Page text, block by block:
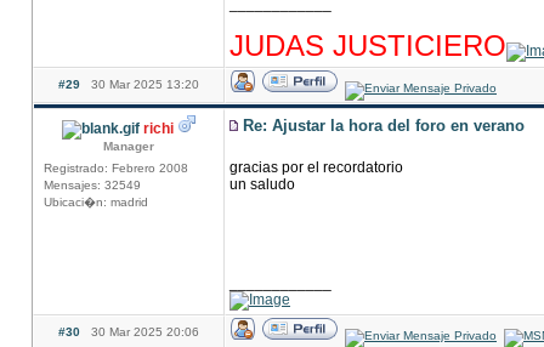
JUDAS JUSTICIERO
#29 30 Mar 2025 13:20
richi
Manager
Registrado: Febrero 2008
Mensajes: 32549
Ubicaci�n: madrid
Re: Ajustar la hora del foro en verano
gracias por el recordatorio
un saludo
#30 30 Mar 2025 20:06